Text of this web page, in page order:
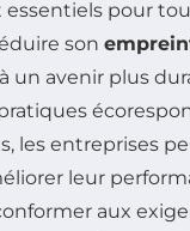
essentiels pour
son
un avenir plus
les entreprises
leur
aux